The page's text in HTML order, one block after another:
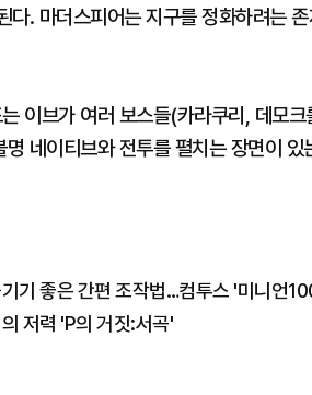
다. 마더스피어는 지구를 정화하려는
이브가 여러 보스들(카라쿠리, 데모
네이티브와 전투를 펼치는 장면이
기 좋은 간편 조작법…컴투스 '미니언
저력 'P의 거짓:서곡'